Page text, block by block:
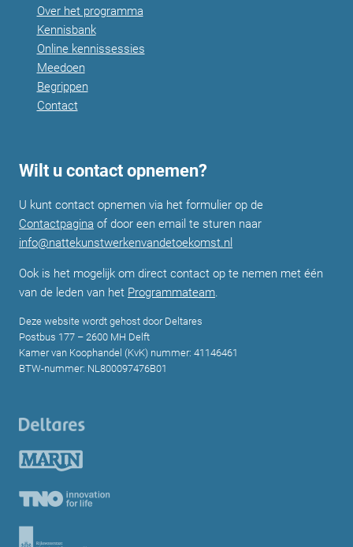
Over het programma
Kennisbank
Online kennissessies
Meedoen
Begrippen
Contact
Wilt u contact opnemen?
U kunt contact opnemen via het formulier op de
Contactpagina of door een email te sturen naar
info@nattekunstwerkenvandetoekomst.nl
Ook is het mogelijk om direct contact op te nemen met één
van de leden van het Programmateam.
Deze website wordt gehost door Deltares
Postbus 177 – 2600 MH Delft
Kamer van Koophandel (KvK) nummer: 41146461
BTW-nummer: NL800097476B01